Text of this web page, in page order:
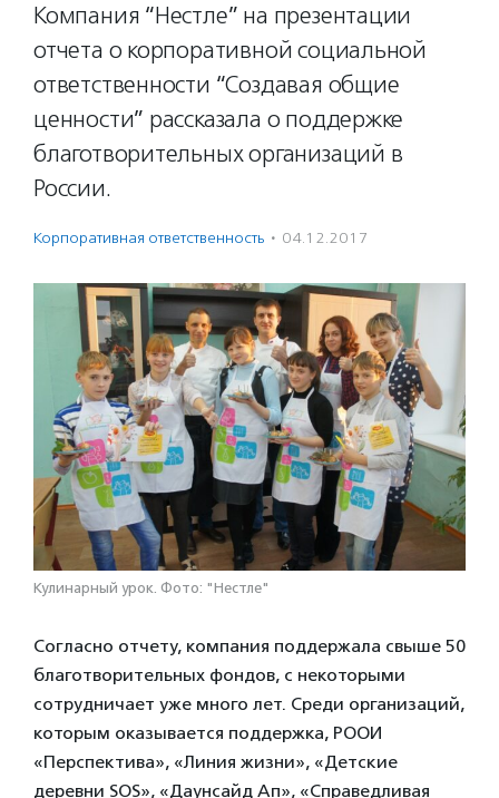
Компания “Нестле” на презентации
отчета о корпоративной социальной
ответственности “Создавая общие
ценности” рассказала о поддержке
благотворительных организаций в
России.
Корпоративная ответственность · 04.12.2017
Кулинарный урок. Фото: "Нестле"
Согласно отчету, компания поддержала свыше 50
благотворительных фондов, с некоторыми
сотрудничает уже много лет. Среди организаций,
которым оказывается поддержка, РООИ
«Перспектива», «Линия жизни», «Детские
деревни SOS», «Даунсайд Ап», «Справедливая